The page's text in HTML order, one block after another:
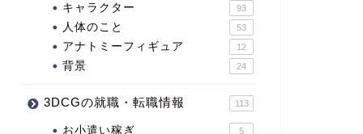
キャラクター 93
人体のこと 53
アナトミーフィギュア 12
背景 24
3DCGの就職・転職情報 113
お小遣い稼ぎ 5